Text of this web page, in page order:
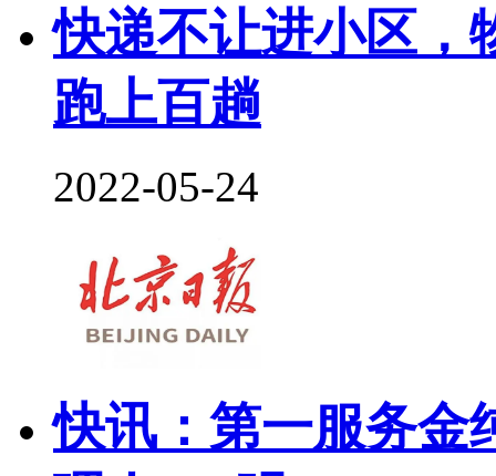
快递不让进小区，
跑上百趟
2022-05-24
快讯：第一服务金